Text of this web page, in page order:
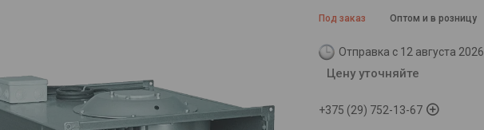
Под заказ Оптом и в розницу
Отправка с 12 августа 2026
Цену уточняйте
+375 (29) 752-13-67